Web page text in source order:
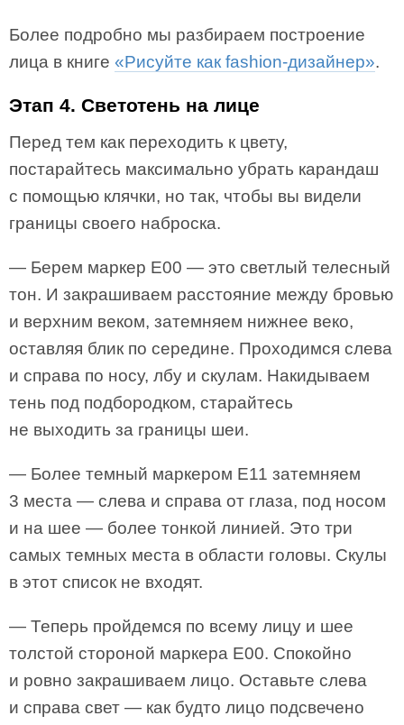
Более подробно мы разбираем построение
лица в книге «Рисуйте как fashion-дизайнер».
Этап 4. Светотень на лице
Перед тем как переходить к цвету,
постарайтесь максимально убрать карандаш
с помощью клячки, но так, чтобы вы видели
границы своего наброска.
— Берем маркер E00 — это светлый телесный
тон. И закрашиваем расстояние между бровью
и верхним веком, затемняем нижнее веко,
оставляя блик по середине. Проходимся слева
и справа по носу, лбу и скулам. Накидываем
тень под подбородком, старайтесь
не выходить за границы шеи.
— Более темный маркером Е11 затемняем
3 места — слева и справа от глаза, под носом
и на шее — более тонкой линией. Это три
самых темных места в области головы. Скулы
в этот список не входят.
— Теперь пройдемся по всему лицу и шее
толстой стороной маркера Е00. Спокойно
и ровно закрашиваем лицо. Оставьте слева
и справа свет — как будто лицо подсвечено